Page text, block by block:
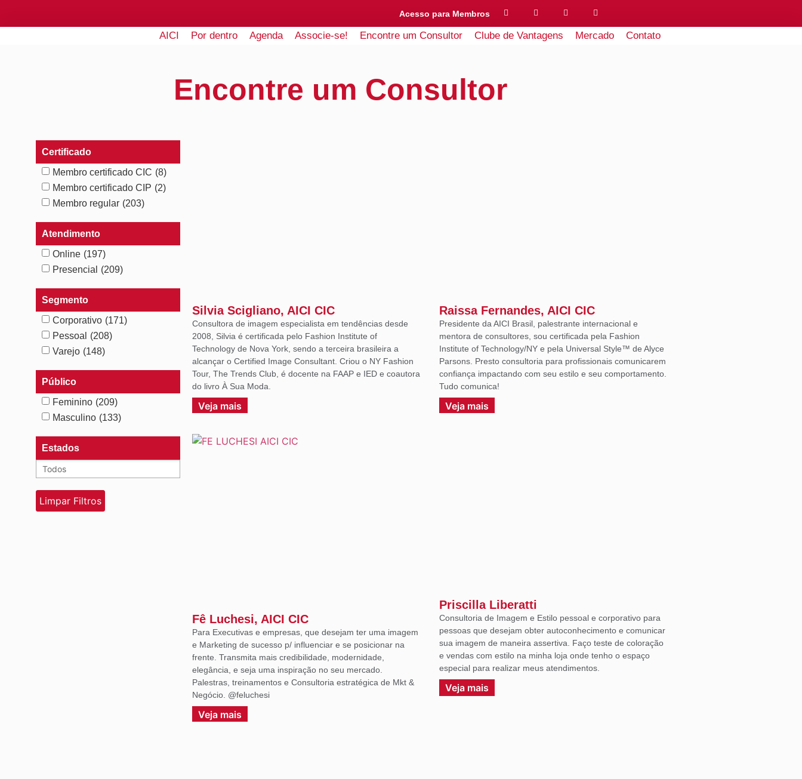
Acesso para Membros
AICI Por dentro Agenda Associe-se! Encontre um Consultor Clube de Vantagens Mercado Contato
Encontre um Consultor
Certificado
Membro certificado CIC (8)
Membro certificado CIP (2)
Membro regular (203)
Atendimento
Online (197)
Presencial
(209)
Segmento
Corporativo (171)
Pessoal
(208)
Varejo (148)
Público
Feminino (209)
Masculino (133)
Estados
Silvia Scigliano, AICI CIC
Consultora de imagem especialista em tendências desde
2008, Silvia é certificada pelo Fashion Institute of
Technology de Nova York, sendo a terceira brasileira a
alcançar o Certified Image Consultant. Criou o NY Fashion
Tour, The Trends Club, é docente na FAAP e IED e coautora
do livro À Sua Moda.
Veja mais
Raissa Fernandes, AICI CIC
Presidente da AICI Brasil, palestrante internacional e
mentora de consultores, sou certificada pela Fashion
Institute of Technology/NY e pela Universal Style™ de Alyce
Parsons. Presto consultoria para profissionais comunicarem
confiança impactando com seu estilo e seu comportamento.
Tudo comunica!
Veja mais
Fê Luchesi, AICI CIC
Para Executivas e empresas, que desejam ter uma imagem
e Marketing de sucesso p/ influenciar e se posicionar na
frente. Transmita mais credibilidade, modernidade,
elegância, e seja uma inspiração no seu mercado.
Palestras, treinamentos e Consultoria estratégica de Mkt &
Negócio. @feluchesi
Veja mais
Priscilla Liberatti
Consultoria de Imagem e Estilo pessoal e corporativo para
pessoas que desejam obter autoconhecimento e comunicar
sua imagem de maneira assertiva. Faço teste de coloração
e vendas com estilo na minha loja onde tenho o espaço
especial para realizar meus atendimentos.
Veja mais